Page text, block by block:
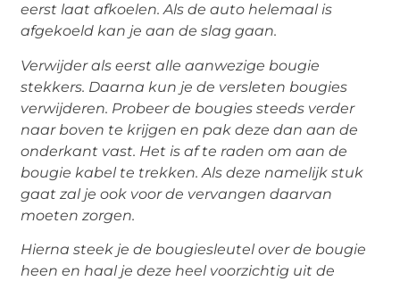
eerst laat afkoelen. Als de auto helemaal is
afgekoeld kan je aan de slag gaan.
Verwijder als eerst alle aanwezige bougie
stekkers. Daarna kun je de versleten bougies
verwijderen. Probeer de bougies steeds verder
naar boven te krijgen en pak deze dan aan de
onderkant vast. Het is af te raden om aan de
bougie kabel te trekken. Als deze namelijk stuk
gaat zal je ook voor de vervangen daarvan
moeten zorgen.
Hierna steek je de bougiesleutel over de bougie
heen en haal je deze heel voorzichtig uit de